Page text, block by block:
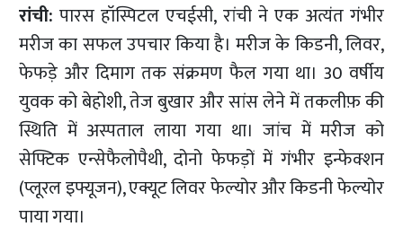
रांची: पारस हॉस्पिटल एचईसी, रांची ने एक अत्यंत गंभीर
मरीज का सफल उपचार किया है। मरीज के किडनी, लिवर,
फेफड़े और दिमाग तक संक्रमण फैल गया था। 30 वर्षीय
युवक को बेहोशी, तेज बुखार और सांस लेने में तकलीफ़ की
स्थिति में अस्पताल लाया गया था। जांच में मरीज को
सेफ्टिक एन्सेफैलोपैथी, दोनो फेफड़ों में गंभीर इन्फेक्शन
(प्लूरल इफ्यूजन), एक्यूट लिवर फेल्योर और किडनी फेल्योर
पाया गया।